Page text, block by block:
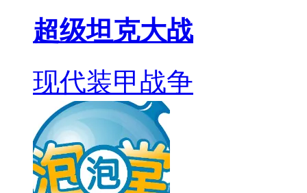
超级坦克大战
现代装甲战争